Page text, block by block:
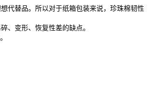
代替品。所以对于纸箱包装来说，珍珠棉韧性
、变形、恢复性差的缺点。